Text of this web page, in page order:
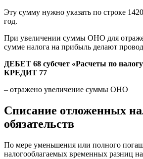
Эту сумму нужно указать по строке
год.
При увеличении суммы ОНО для
сумме налога на прибыль делают
ДЕБЕТ 68 субсчет «Расчеты по
КРЕДИТ 77
– отражено увеличение суммы ОНО
Списание отложенных
обязательств
По мере уменьшения или полного
налогооблагаемых временных разниц